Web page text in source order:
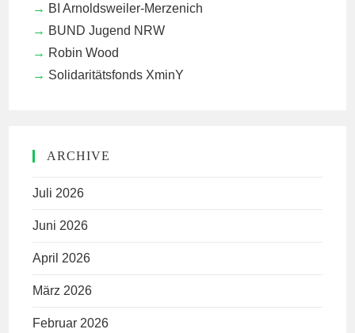
BI Arnoldsweiler-Merzenich
BUND Jugend NRW
Robin Wood
Solidaritätsfonds XminY
ARCHIVE
Juli 2026
Juni 2026
April 2026
März 2026
Februar 2026